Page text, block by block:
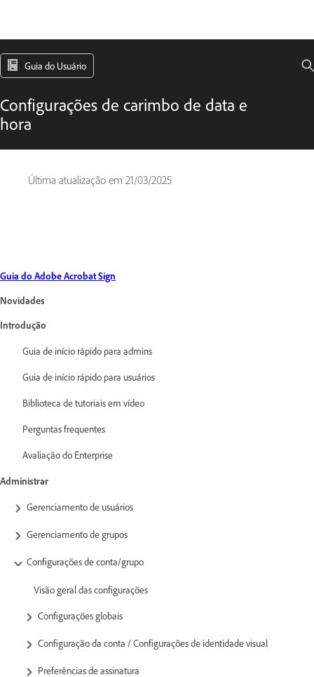
Guia do Usuário
Configurações de carimbo de data e
hora
Última atualização em 21/03/2025
Guia do Adobe Acrobat Sign
Novidades
Introdução
Guia de início rápido para admins
Guia de início rápido para usuários
Biblioteca de tutoriais em vídeo
Perguntas frequentes
Avaliação do Enterprise
Administrar
Gerenciamento de usuários
Gerenciamento de grupos
Configurações de conta/grupo
Visão geral das configurações
Configurações globais
Configuração da conta / Configurações de identidade visual
Preferências de assinatura